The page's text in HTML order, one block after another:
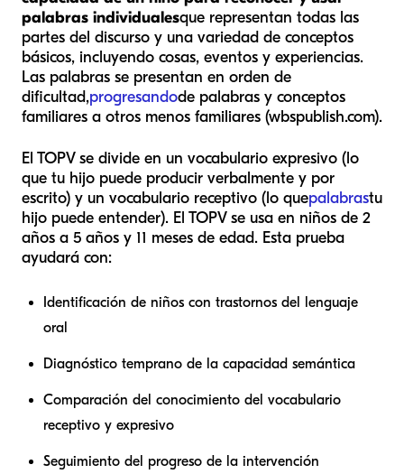
palabras individualesque representan todas las
partes del discurso y una variedad de conceptos
básicos, incluyendo cosas, eventos y experiencias.
Las palabras se presentan en orden de
dificultad,progresandode palabras y conceptos
familiares a otros menos familiares (wbspublish.com).
El TOPV se divide en un vocabulario expresivo (lo
que tu hijo puede producir verbalmente y por
escrito) y un vocabulario receptivo (lo quepalabrastu
hijo puede entender). El TOPV se usa en niños de 2
años a 5 años y 11 meses de edad. Esta prueba
ayudará con:
Identificación de niños con trastornos del lenguaje
oral
Diagnóstico temprano de la capacidad semántica
Comparación del conocimiento del vocabulario
receptivo y expresivo
Seguimiento del progreso de la intervención